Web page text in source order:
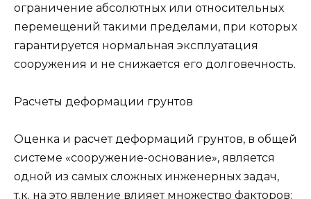
ограничение абсолютных или относительных
перемещений такими пределами, при которых
гарантируется нормальная эксплуатация
сооружения и не снижается его долговечность.
Расчеты деформации грунтов
Оценка и расчет деформаций грунтов, в общей
системе «сооружение-основание», является
одной из самых сложных инженерных задач,
т.к. на это явление влияет множество факторов: